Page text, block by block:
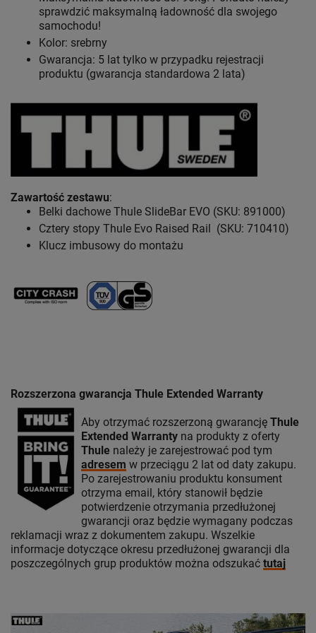
sprawdzić maksymalną ładowność dla swojego
samochodu!
Kolor: srebrny
Gwarancja: 5 lat tylko w przypadku rejestracji
produktu (gwarancja standardowa 2 lata)
Zawartość zestawu:
Belki dachowe Thule SlideBar EVO (SKU: 891000)
Cztery stopy Thule Evo Raised Rail (SKU: 710410)
Klucz imbusowy do montażu
Rozszerzona gwarancja Thule Extended Warranty
Aby otrzymać rozszerzoną gwarancję Thule
Extended Warranty na produkty z oferty
Thule należy je zarejestrować pod tym
adresem w przeciągu 2 lat od daty zakupu.
Po zarejestrowaniu produktu konsument
otrzyma email, który stanowił będzie
potwierdzenie otrzymania przedłużonej
gwarancji oraz będzie wymagany podczas
reklamacji wraz z dokumentem zakupu. Wszelkie
informacje dotyczące okresu przedłużonej gwarancji dla
poszczególnych grup produktów można odszukać tutaj